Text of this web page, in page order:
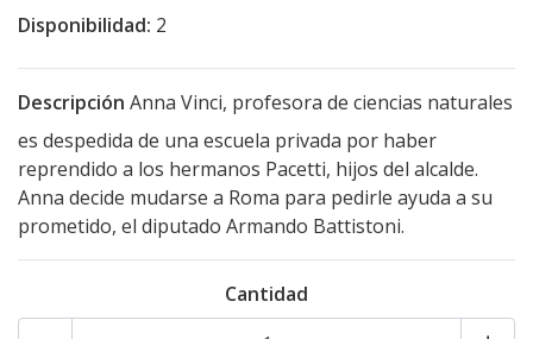
Disponibilidad: 2
Descripción Anna Vinci, profesora de ciencias naturales
es despedida de una escuela privada por haber
reprendido a los hermanos Pacetti, hijos del alcalde.
Anna decide mudarse a Roma para pedirle ayuda a su
prometido, el diputado Armando Battistoni.
Cantidad